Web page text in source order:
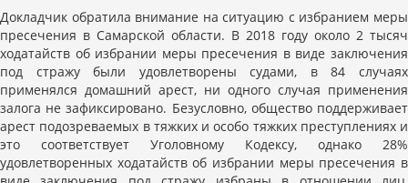
Докладчик обратила внимание на ситуацию с избранием меры
пресечения в Самарской области. В 2018 году около 2 тысяч
ходатайств об избрании меры пресечения в виде заключения
под стражу были удовлетворены судами, в 84 случаях
применялся домашний арест, ни одного случая применения
залога не зафиксировано. Безусловно, общество поддерживает
арест подозреваемых в тяжких и особо тяжких преступлениях и
это соответствует Уголовному Кодексу, однако 28%
удовлетворенных ходатайств об избрании меры пресечения в